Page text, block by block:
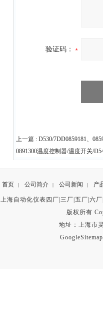
验证码：
上一篇 : D530/7DD0859181、
0891300温度控制器/温度开关/
首页 | 公司简介 | 公司新闻 | 产
上海自动化仪表四厂|三厂|五厂|六
版权所有
地址：上海市
GoogleSitemap